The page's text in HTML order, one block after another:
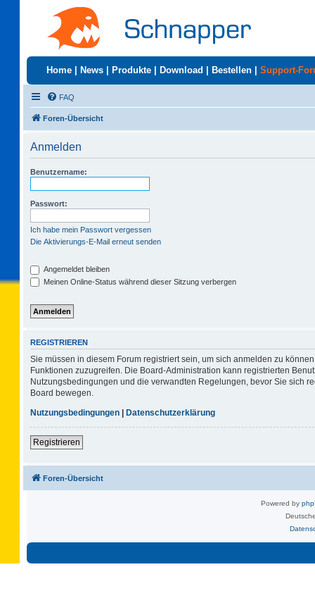
Home News Produkte Download Bestellen Support-
FAQ
Foren-Übersicht
Anmelden
Benutzername:
Passwort:
Ich habe mein Passwort vergessen
Die Aktivierungs-E-Mail erneut senden
Angemeldet bleiben
Meinen Online-Status während dieser Sitzung verbergen
REGISTRIEREN
Sie müssen in diesem Forum registriert sein, um sich anmelden zu
Funktionen zuzugreifen. Die Board-Administration kann registrierten
Nutzungsbedingungen und die verwandten Regelungen, bevor Sie sich
Board bewegen.
Nutzungsbedingungen | Datenschutzerklärung
Registrieren
Foren-Übersicht
Powered by